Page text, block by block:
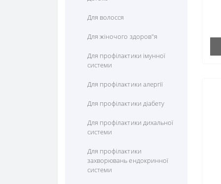
Метіонін
Пролін
Серін
Таурін
Тирозин
Пікногенол
Ресвератрол
Рутін
Фруктові екстракти
Для волосся
Для жіночого здоров"я
Для профілактики імунної
системи
Для профілактики алергії
Для профілактики діабету
Для профілактики дихальної
системи
Для профілактики
захворювань ендокринної
системи